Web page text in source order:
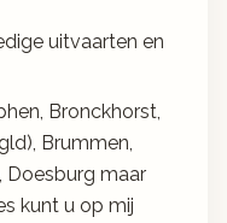
uitvaarten en
Bronckhorst,
Brummen,
Doesburg maar
kunt u op mij